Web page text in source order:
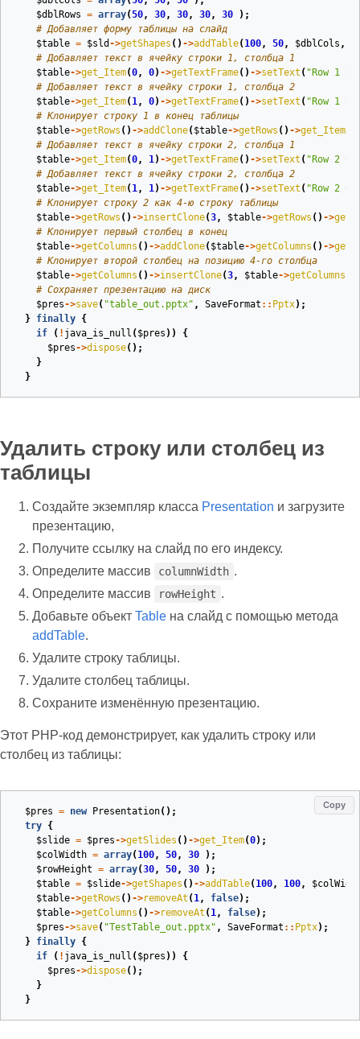
$dblRows = array(50, 30, 30, 30, 30
);
# Добавляет форму таблицы на слайд
$table = $sld ->getShapes () ->addTable( 100, 50, $dblCols ,
# Добавляет текст в ячейку строки 1, столбца 1
$table->get_Item(0, 0) ->getTextFrame() ->setText ( "Row 1
# Добавляет текст в ячейку строки 1, столбца 2
$table->get_Item( 1, 0) ->getTextFrame() ->setText ( "Row 1
# Клонирует строку 1 в конец таблицы
$table->getRows () ->addClone( $table->getRows () ->get_Item
# Добавляет текст в ячейку строки 2, столбца 1
$table->get_Item(0, 1) ->getTextFrame() ->setText ( "Row 2
# Добавляет текст в ячейку строки 2, столбца 2
$table->get_Item( 1, 1) ->getTextFrame() ->setText ( "Row 2
# Клонирует строку 2 как 4‑ю строку таблицы
$table->getRows () ->insertClone(3, $table->getRows () ->
# Клонирует первый столбец в конец
$table->getColumns () ->addClone( $table->getColumns () ->
# Клонирует второй столбец на позицию 4‑го столбца
$table->getColumns () ->insertClone(3, $table->getColumns
# Сохраняет презентацию на диск
$pres->save( "table_out.pptx" , SaveFormat :: Pptx);
} finally {
if
( ! java_is_null ( $pres ))
{
$pres->dispose();
}
}
Удалить строку или столбец из
таблицы
Создайте экземпляр класса Presentation и загрузите
презентацию,
Получите ссылку на слайд по его индексу.
Определите массив
columnWidth .
Определите массив
rowHeight .
Добавьте объект Table на слайд с помощью метода
addTable.
Удалите строку таблицы.
Удалите столбец таблицы.
Сохраните изменённую презентацию.
Этот PHP‑код демонстрирует, как удалить строку или
столбец из таблицы:
Copy
$pres = new Presentation();
try {
$slide = $pres->getSlides () ->get_Item(0);
$colWidth = array( 100, 50, 30
);
$rowHeight = array(30, 50, 30
);
$table = $slide->getShapes () ->addTable( 100, 100,
$table->getRows () ->removeAt ( 1, false);
$table->getColumns () ->removeAt ( 1, false);
$pres->save( "TestTable_out.pptx" , SaveFormat :: Pptx);
} finally {
if
( ! java_is_null ( $pres ))
{
$pres->dispose();
}
}